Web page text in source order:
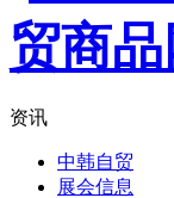
资讯
中韩自贸
展会信息